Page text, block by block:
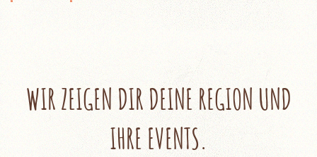
WIR ZEIGEN DIRDEINE REGION UND
IHRE EVENTS.